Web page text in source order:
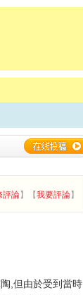
評論】【我要評論】
,但由於受到當時